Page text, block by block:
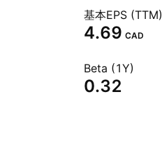
基本EPS (TTM)
4.69 CAD
Beta (1Y)
0.32